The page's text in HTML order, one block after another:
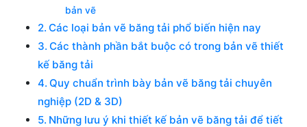
bản vẽ
Các loại bản vẽ băng tải phổ biến hiện nay
Các thành phần bắt buộc có trong bản vẽ thiết
kế băng tải
Quy chuẩn trình bày bản vẽ băng tải chuyên
nghiệp (2D & 3D)
Những lưu ý khi thiết kế bản vẽ băng tải để tiết